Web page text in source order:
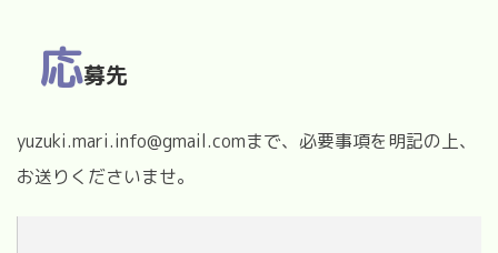
応募先
yuzuki.mari.info@gmail.comまで、必要事項を明記の上、
お送りくださいませ。